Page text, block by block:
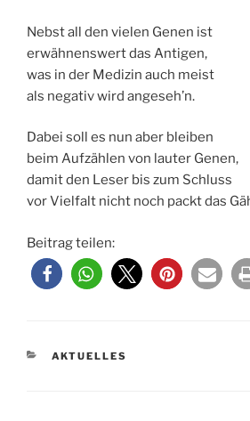
Nebst all den vielen Genen ist
erwähnenswert das Antigen,
was in der Medizin auch meist
als negativ wird angeseh’n.
Dabei soll es nun aber bleiben
beim Aufzählen von lauter Genen,
damit den Leser bis zum Schluss
vor Vielfalt nicht noch packt das
Beitrag teilen:
KATEGORIEN
AKTUELLES